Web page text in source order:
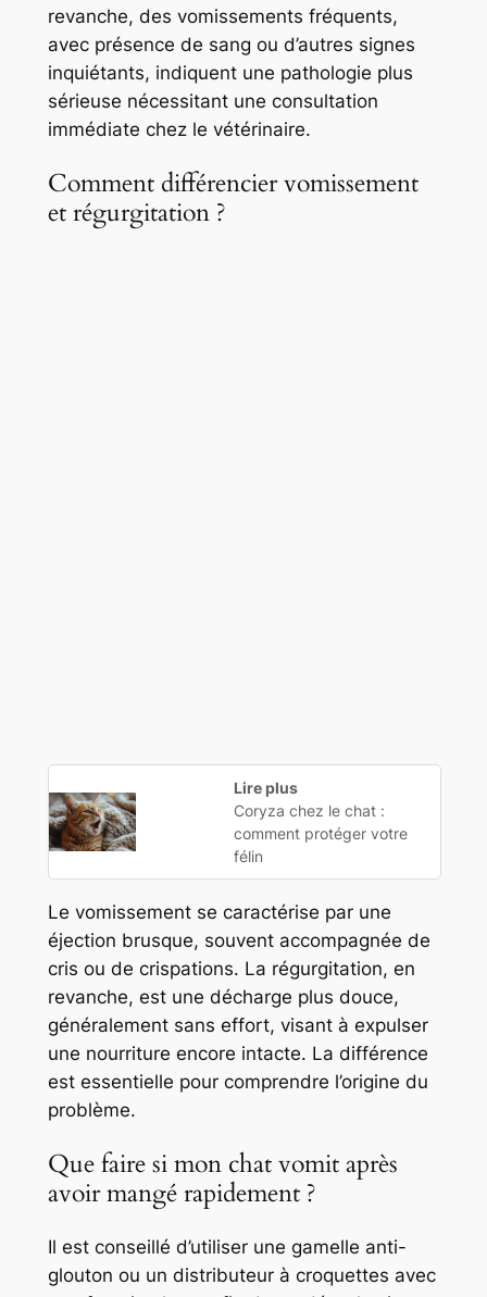
revanche, des vomissements fréquents,
avec présence de sang ou d’autres signes
inquiétants, indiquent une pathologie plus
sérieuse nécessitant une consultation
immédiate chez le vétérinaire.
Comment différencier vomissement
et régurgitation ?
Lire plus
Coryza chez le chat :
comment protéger votre
félin
Le vomissement se caractérise par une
éjection brusque, souvent accompagnée de
cris ou de crispations. La régurgitation, en
revanche, est une décharge plus douce,
généralement sans effort, visant à expulser
une nourriture encore intacte. La différence
est essentielle pour comprendre l’origine du
problème.
Que faire si mon chat vomit après
avoir mangé rapidement ?
Il est conseillé d’utiliser une gamelle anti-
glouton ou un distributeur à croquettes avec